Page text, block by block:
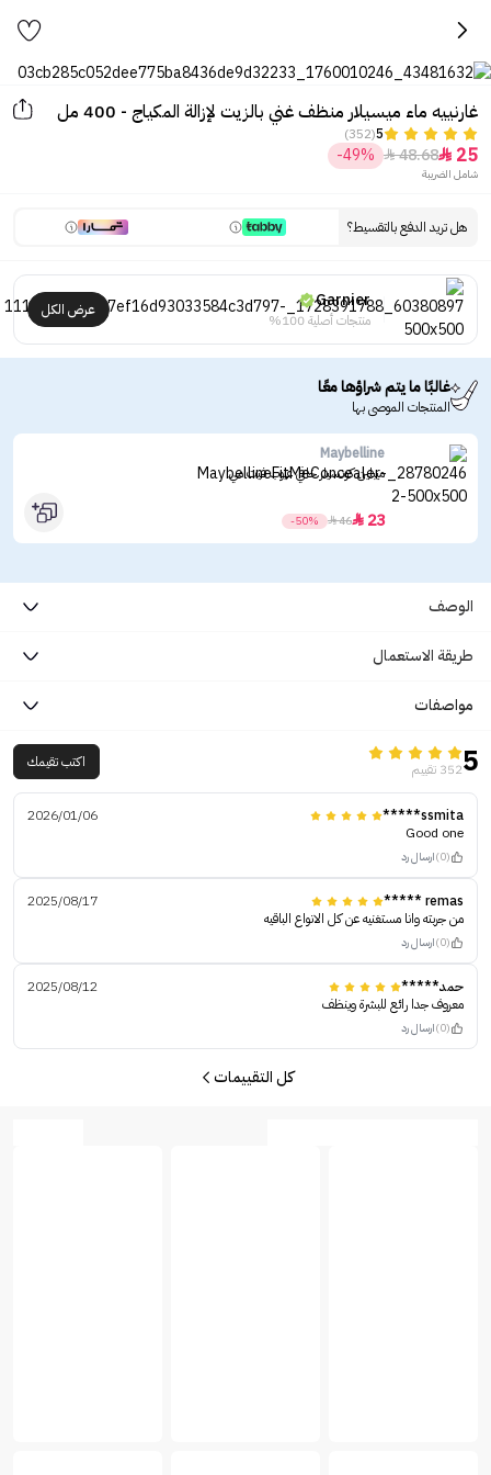
غارنييه ماء ميسيلار منظف غني بالزيت لإزالة المكياج - 400 مل
5
(352)
25

48.68

-49%
شامل الضريبة
هل تريد الدفع بالتقسيط؟
Garnier
منتجات أصلية 100%
عرض الكل
غالبًا ما يتم شراؤها معًا
المنتجات الموصى بها
Maybelline
ميبلين كونسيلر خافي عيوب فيت مي
23

46

-50%
الوصف
طريقة الاستعمال
مواصفات
5352 تقييم اكتب تقيمك
ssmita*****
2026/01/06
Good one
(0) ارسال رد
remas *****
2025/08/17
من جربته وانا مستغنيه عن كل الانواع الباقيه
(0) ارسال رد
حمد*****
2025/08/12
معروف جدا رائع للبشرة وينظف
(0) ارسال رد
كل التقييمات